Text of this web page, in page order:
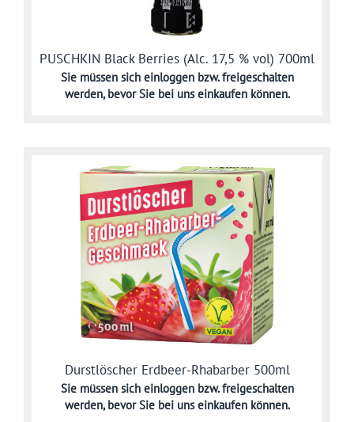
PUSCHKIN Black Berries (Alc. 17,5 % vol) 700ml
Sie müssen sich einloggen bzw. freigeschalten
werden,bevor Sie bei uns einkaufen können.
Durstlöscher Erdbeer-Rhabarber 500ml
Sie müssen sich einloggen bzw. freigeschalten
werden,bevor Sie bei uns einkaufen können.